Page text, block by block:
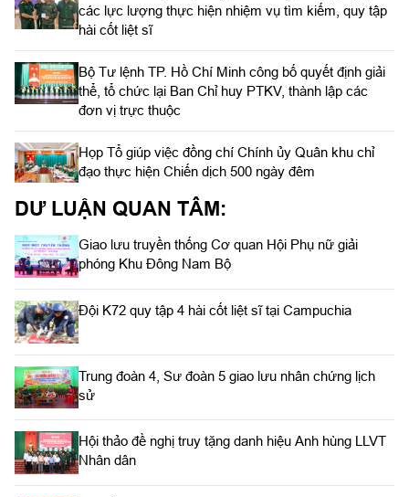
các lực lượng thực hiện nhiệm vụ tìm kiếm, quy tập
hài cốt liệt sĩ
Bộ Tư lệnh TP. Hồ Chí Minh công bố quyết định giải
thể, tổ chức lại Ban Chỉ huy PTKV, thành lập các
đơn vị trực thuộc
Họp Tổ giúp việc đồng chí Chính ủy Quân khu chỉ
đạo thực hiện Chiến dịch 500 ngày đêm
DƯ LUẬN QUAN TÂM:
Giao lưu truyền thống Cơ quan Hội Phụ nữ giải
phóng Khu Đông Nam Bộ
Đội K72 quy tập 4 hài cốt liệt sĩ tại Campuchia
Trung đoàn 4, Sư đoàn 5 giao lưu nhân chứng lịch
sử
Hội thảo đề nghị truy tặng danh hiệu Anh hùng LLVT
Nhân dân